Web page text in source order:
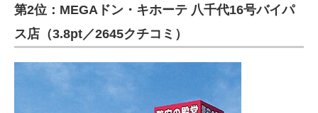
第2位：MEGAドン・キホーテ 八千代16号バイパ
ス店（3.8pt／2645クチコミ）